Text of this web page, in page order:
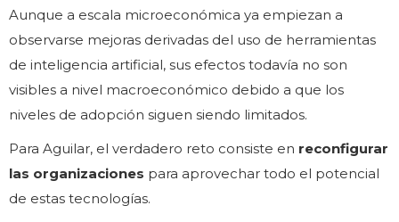
Aunque a escala microeconómica ya empiezan a
observarse mejoras derivadas del uso de herramientas
de inteligencia artificial, sus efectos todavía no son
visibles a nivel macroeconómico debido a que los
niveles de adopción siguen siendo limitados.
Para Aguilar, el verdadero reto consiste en reconfigurar
las organizaciones para aprovechar todo el potencial
de estas tecnologías.